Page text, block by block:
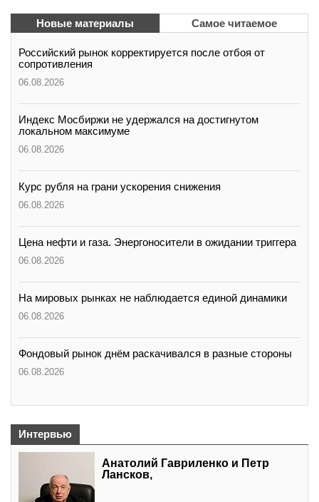
Новые материалы Самое читаемое
Российский рынок корректируется после отбоя от
сопротивления
06.08.2026
Индекс Мосбиржи не удержался на достигнутом
локальном максимуме
06.08.2026
Курс рубля на грани ускорения снижения
06.08.2026
Цена нефти и газа. Энергоносители в ожидании триггера
06.08.2026
На мировых рынках не наблюдается единой динамики
06.08.2026
Фондовый рынок днём раскачивался в разные стороны
06.08.2026
Интервью
Анатолий Гавриленко и Петр
Лансков,